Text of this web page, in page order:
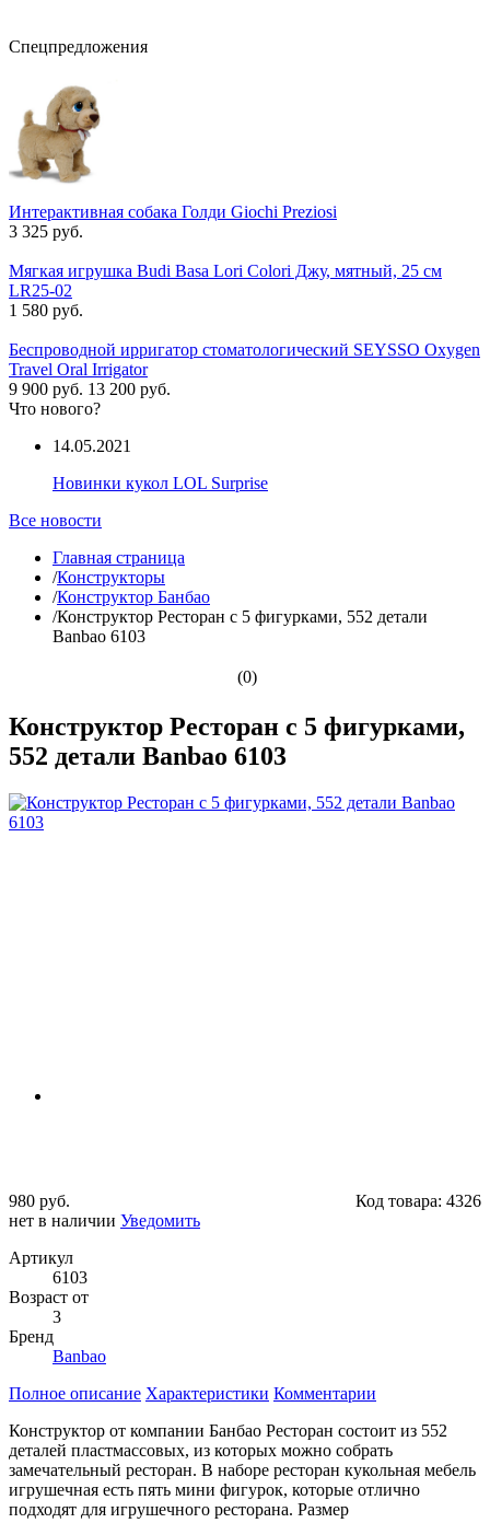
Спецпредложения
Интерактивная собака Голди Giochi Preziosi
3 325 руб.
Мягкая игрушка Budi Basa Lori Colori Джу, мятный, 25 см
LR25-02
1 580 руб.
Беспроводной ирригатор стоматологический SEYSSO Oxygen
Travel Oral Irrigator
9 900 руб. 13 200 руб.
Что нового?
14.05.2021
Новинки кукол LOL Surprise
Все новости
Главная страница
/Конструкторы
/Конструктор Банбао
/Конструктор Ресторан с 5 фигурками, 552 детали
Banbao 6103
(0)
Конструктор Ресторан с 5 фигурками,
552 детали Banbao 6103
980 руб. Код товара: 4326
нет в наличии Уведомить
Артикул
6103
Возраст от
3
Бренд
Banbao
Полное описание Характеристики Комментарии
Конструктор от компании Банбао Ресторан состоит из 552
деталей пластмассовых, из которых можно собрать
замечательный ресторан. В наборе ресторан кукольная мебель
игрушечная есть пять мини фигурок, которые отлично
подходят для игрушечного ресторана. Размер